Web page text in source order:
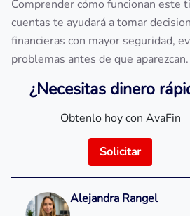
Comprender cómo funcionan este
cuentas te ayudará a tomar
financieras con mayor seguridad,
problemas antes de que aparezcan.
¿Necesitas dinero
Obtenlo hoy con AvaFin
Solicitar
Alejandra Rangel